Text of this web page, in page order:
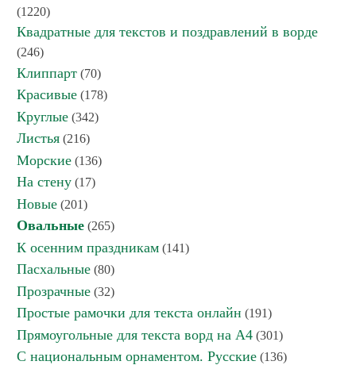
(1220)
Квадратные для текстов и поздравлений в ворде
(246)
Клиппарт (70)
Красивые (178)
Круглые (342)
Листья (216)
Морские (136)
На стену (17)
Новые (201)
Овальные (265)
К осенним праздникам (141)
Пасхальные (80)
Прозрачные (32)
Простые рамочки для текста онлайн (191)
Прямоугольные для текста ворд на А4 (301)
С национальным орнаментом. Русские (136)